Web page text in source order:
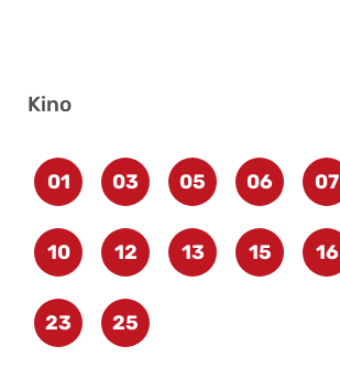
Kino
01 03 05 06 07
10 12 13 15 16
23 25